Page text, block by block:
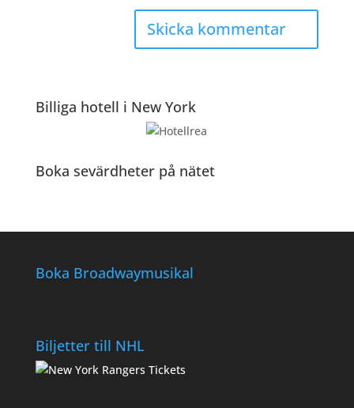
Billiga hotell i New York
Boka sevärdheter på nätet
Boka Broadwaymusikal
Biljetter till NHL